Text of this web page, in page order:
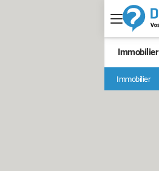
Immobilier
Immobilier